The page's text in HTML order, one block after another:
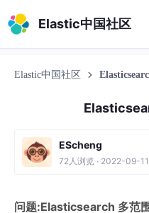
Elastic中国社区
Elastic中国社区
EScheng
72人浏览 · 2022-09-
问题:Elasticsearch 多范